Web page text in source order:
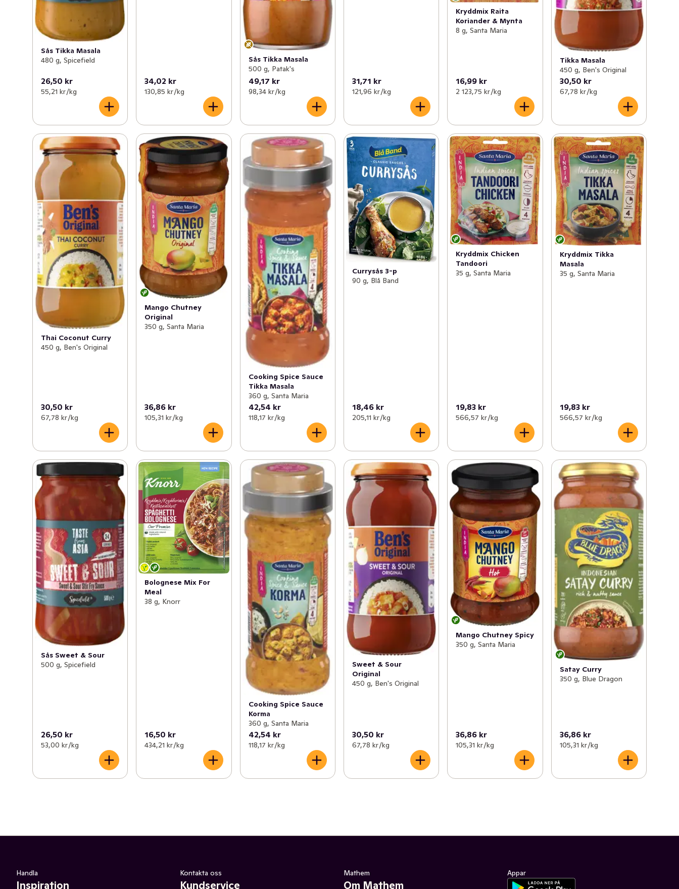
Sås Tikka Masala
480 g, Spicefield
26,50 kr
55,21 kr /kg
34,02 kr
130,85 kr /kg
Sås Tikka Masala
500 g, Patak's
49,17 kr
98,34 kr /kg
31,71 kr
121,96 kr /kg
Kryddmix Raita
Koriander & Mynta
8 g, Santa Maria
16,99 kr
2 123,75 kr /kg
Tikka Masala
450 g, Ben's Original
30,50 kr
67,78 kr /kg
Thai Coconut Curry
450 g, Ben's Original
30,50 kr
67,78 kr /kg
Mango Chutney
Original
350 g, Santa Maria
36,86 kr
105,31 kr /kg
Cooking Spice Sauce
Tikka Masala
360 g, Santa Maria
42,54 kr
118,17 kr /kg
Currysås 3-p
90 g, Blå Band
18,46 kr
205,11 kr /kg
Kryddmix Chicken
Tandoori
35 g, Santa Maria
19,83 kr
566,57 kr /kg
Kryddmix Tikka
Masala
35 g, Santa Maria
19,83 kr
566,57 kr /kg
Sås Sweet & Sour
500 g, Spicefield
26,50 kr
53,00 kr /kg
Bolognese Mix For
Meal
38 g, Knorr
16,50 kr
434,21 kr /kg
Cooking Spice Sauce
Korma
360 g, Santa Maria
42,54 kr
118,17 kr /kg
Sweet & Sour
Original
450 g, Ben's Original
30,50 kr
67,78 kr /kg
Mango Chutney Spicy
350 g, Santa Maria
36,86 kr
105,31 kr /kg
Satay Curry
350 g, Blue Dragon
36,86 kr
105,31 kr /kg
Handla
Inspiration
Kontakta oss
Kundservice
Mathem
Om Mathem
Appar